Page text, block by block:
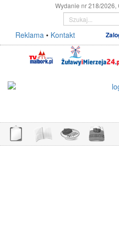
Wydanie nr 218/2026,
Reklama • Kontakt